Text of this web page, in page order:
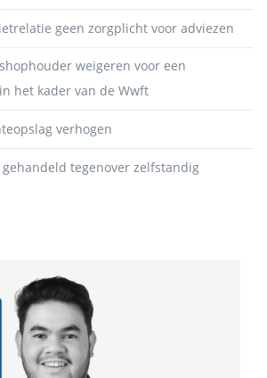
geen zorgplicht voor adviezen
weigeren voor een
het kader van de Wwft
verhogen
tegenover zelfstandig